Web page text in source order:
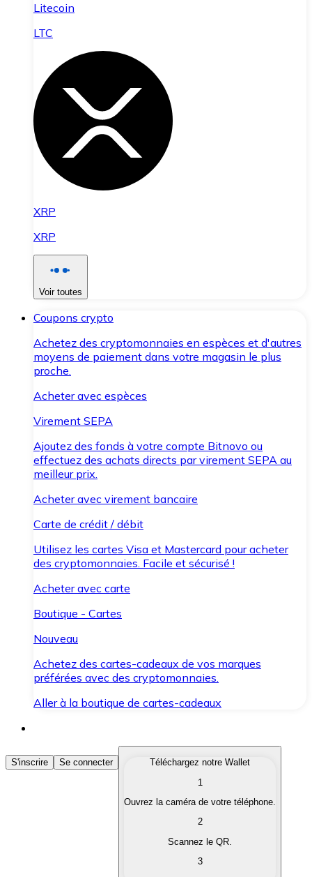
Litecoin
LTC
XRP
XRP
Voir toutes
Coupons crypto
Achetez des cryptomonnaies en espèces et d'autres
moyens de paiement dans votre magasin le plus
proche.
Acheter avec espèces
Virement SEPA
Ajoutez des fonds à votre compte Bitnovo ou
effectuez des achats directs par virement SEPA au
meilleur prix.
Acheter avec virement bancaire
Carte de crédit / débit
Utilisez les cartes Visa et Mastercard pour acheter
des cryptomonnaies. Facile et sécurisé !
Acheter avec carte
Boutique - Cartes
Nouveau
Achetez des cartes-cadeaux de vos marques
préférées avec des cryptomonnaies.
Aller à la boutique de cartes-cadeaux
Acheter des Cryptomonnaies
Achetez les cryptomonnaies qui vous intéressent
Convertissez vos cryptomonnaies en monnaie
S'inscrire Se connecter
Téléchargez notre Wallet
1
Ouvrez la caméra de votre téléphone.
2
Scannez le QR.
3